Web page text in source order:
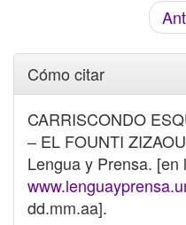
Cómo citar
CARRISCONDO
– EL FOUNTI
Lengua y Prensa. [en
dd.mm.aa].